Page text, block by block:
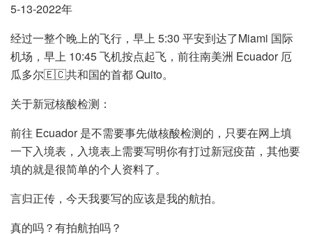
5-13-2022年
经过一整个晚上的飞行，早上 5:30 平安到达了Miami 国际
机场，早上 10:45 飞机按点起飞，前往南美洲 Ecuador 厄
瓜多尔🇪🇨共和国的首都 Quito。
关于新冠核酸检测：
前往 Ecuador 是不需要事先做核酸检测的，只要在网上填
一下入境表，入境表上需要写明你有打过新冠疫苗，其他要
填的就是很简单的个人资料了。
言归正传，今天我要写的应该是我的航拍。
真的吗？有拍航拍吗？